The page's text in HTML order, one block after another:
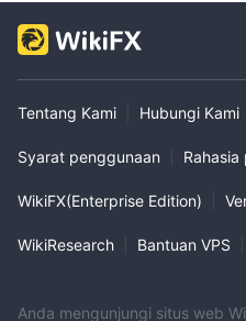
Tentang Kami Hubungi Kami
Syarat penggunaan
WikiFX(Enterprise Edition)
WikiResearch Bantuan VPS
Anda mengunjungi situs web